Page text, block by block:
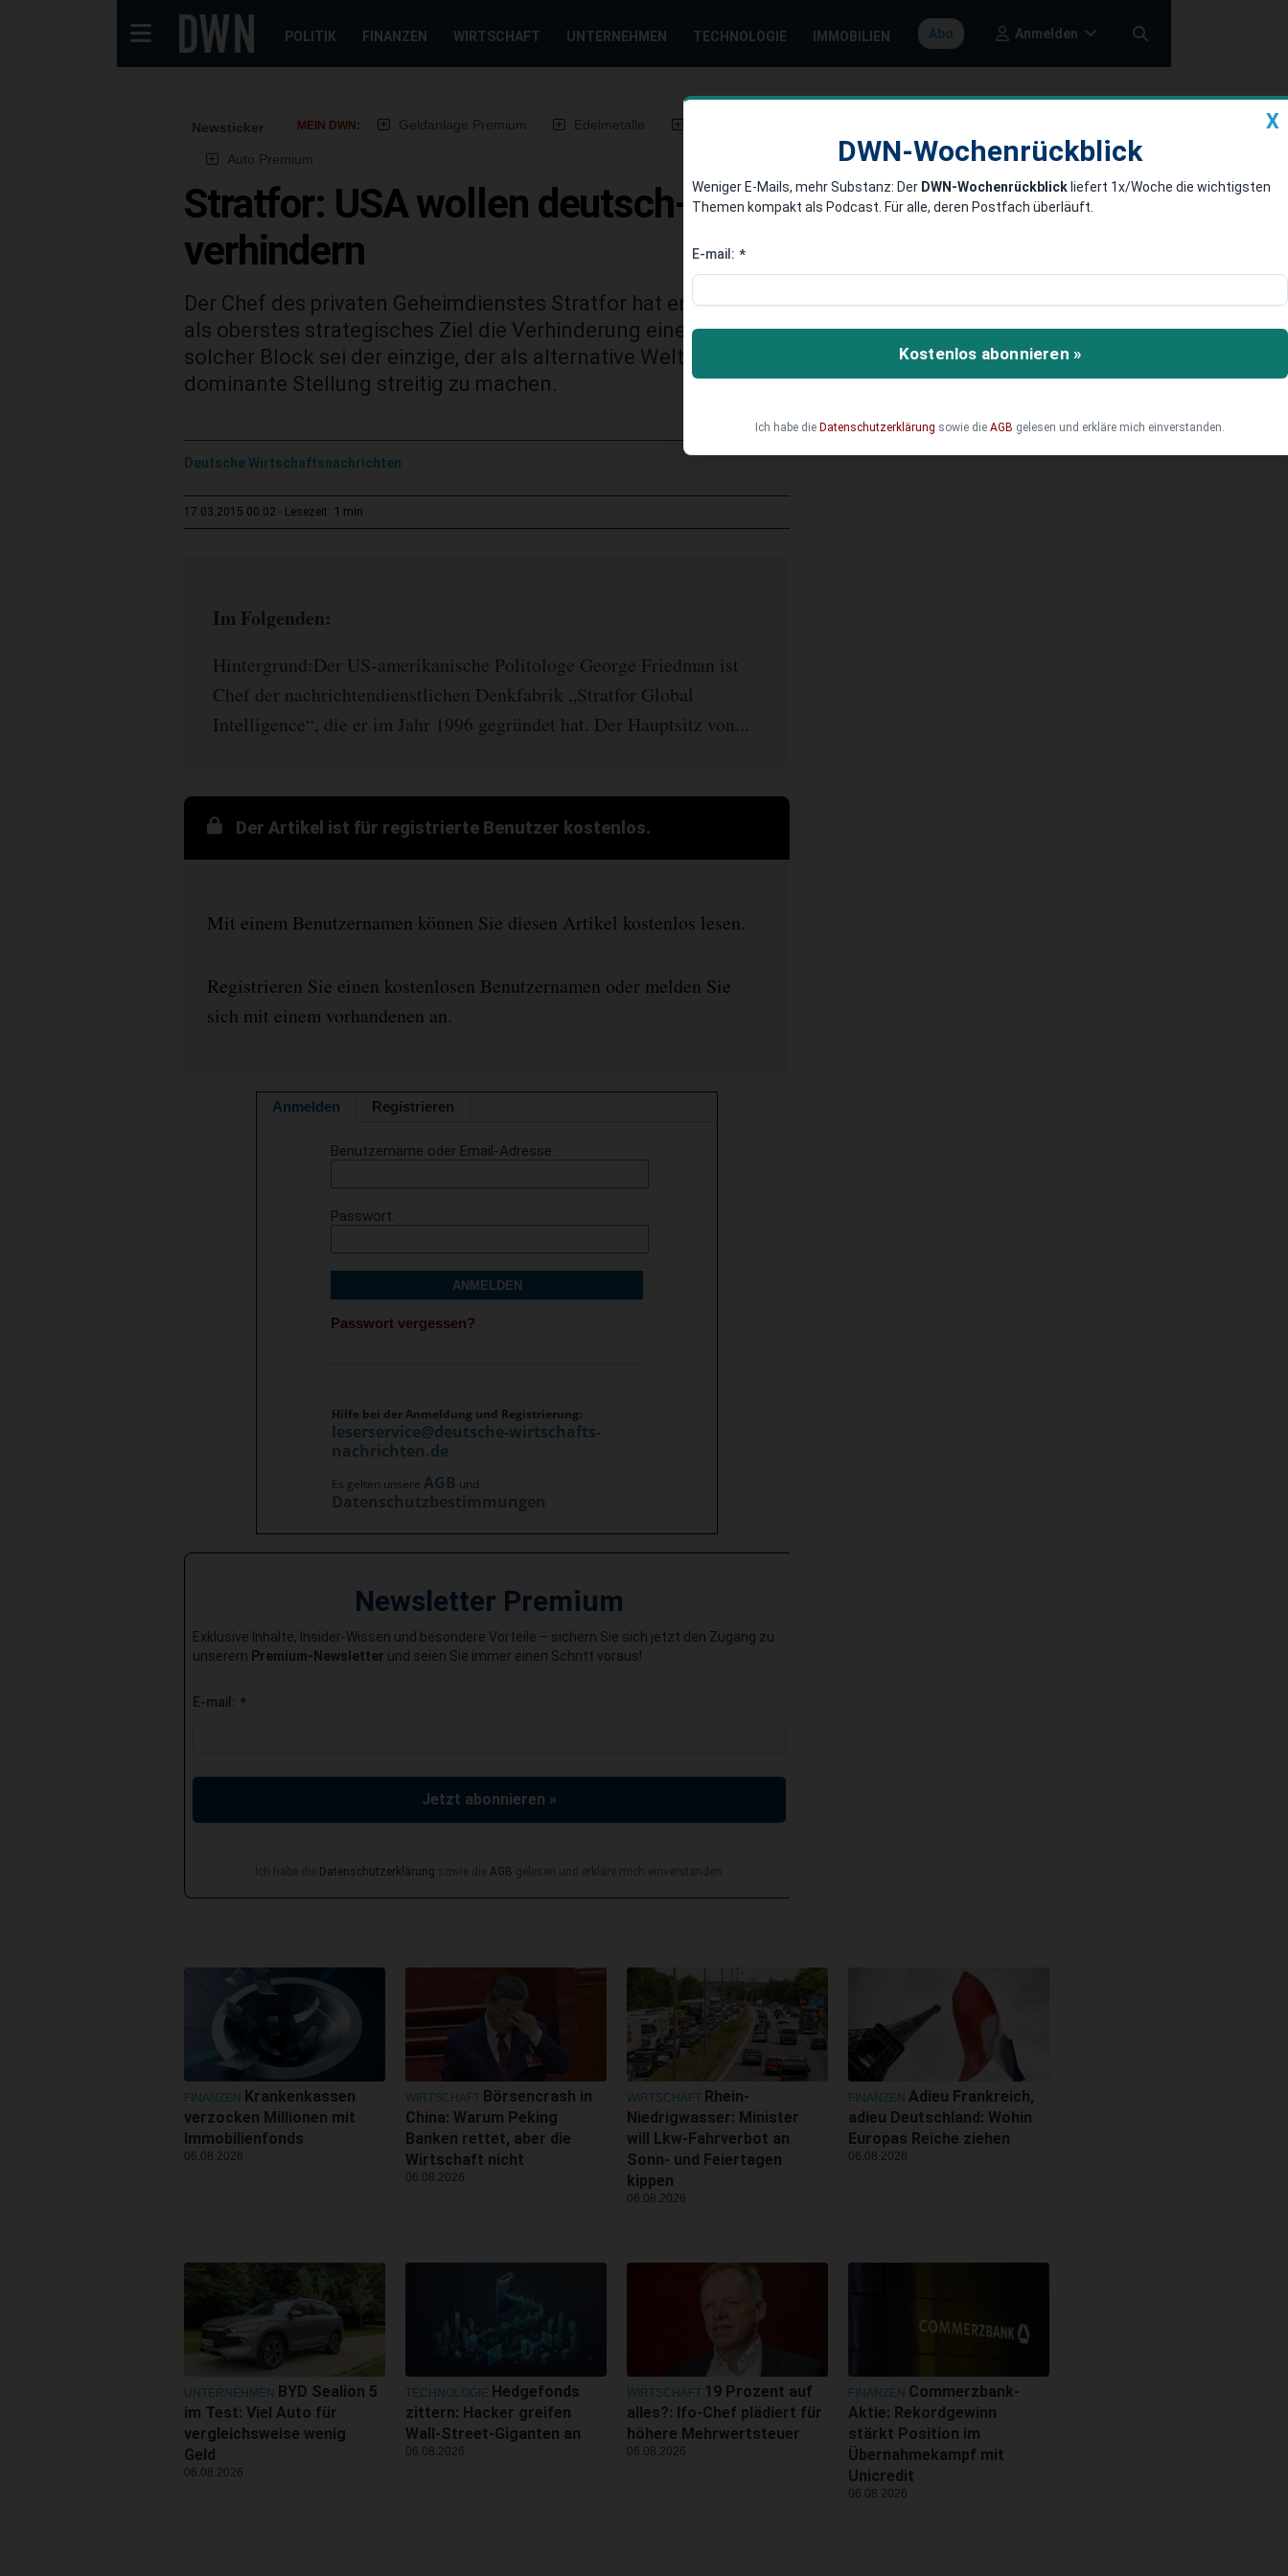
POLITIK FINANZEN WIRTSCHAFT UNTERNEHMEN TECHNOLOGIE IMMOBILIEN Abo Anmelden
Newsticker MEIN DWN: Geldanlage Premium Edelmetalle
Auto Premium
Stratfor: USA wollen deutsch-russische Allianz
verhindern
Der Chef des privaten Geheimdienstes Stratfor hat erstmals offengelegt, dass die US-Regierung
als oberstes strategisches Ziel die Verhinderung einer deutsch-russischen Allianz betrachte. Ein
solcher Block sei der einzige, der als alternative Weltmacht in der Lage sei, den Amerikanern ihre
dominante Stellung streitig zu machen.
Deutsche Wirtschaftsnachrichten
17.03.2015 00:02 Lesezeit: 1 min
Im Folgenden:
Hintergrund:Der US-amerikanische Politologe George Friedman ist
Chef der nachrichtendienstlichen Denkfabrik „Stratfor Global
Intelligence“, die er im Jahr 1996 gegründet hat. Der Hauptsitz von...
Der Artikel ist für registrierte Benutzer kostenlos.
Mit einem Benutzernamen können Sie diesen Artikel kostenlos lesen.
Registrieren Sie einen kostenlosen Benutzernamen oder melden Sie
sich mit einem vorhandenen an.
Anmelden Registrieren
Benutzername oder Email-Adresse
Passwort
ANMELDEN
Passwort vergessen?
Hilfe bei der Anmeldung und Registrierung:
leserservice@deutsche-wirtschafts-
nachrichten.de
Es gelten unsere AGB und
Datenschutzbestimmungen
Newsletter Premium
Exklusive Inhalte, Insider-Wissen und besondere Vorteile – sichern Sie sich jetzt den Zugang zu
unserem Premium-Newsletter und seien Sie immer einen Schritt voraus!
E-mail: *
Jetzt abonnieren »
Ich habe die Datenschutzerklärung sowie die AGB gelesen und erkläre mich einverstanden.
X
DWN-Wochenrückblick
Weniger E-Mails, mehr Substanz: Der DWN-Wochenrückblick liefert 1x/Woche die wichtigsten
Themen kompakt als Podcast. Für alle, deren Postfach überläuft.
E-mail: *
Kostenlos abonnieren »
Ich habe die Datenschutzerklärung sowie die AGB gelesen und erkläre mich einverstanden.
FINANZEN Krankenkassen
verzocken Millionen mit
Immobilienfonds
06.08.2026
WIRTSCHAFT Börsencrash in
China: Warum Peking
Banken rettet, aber die
Wirtschaft nicht
06.08.2026
WIRTSCHAFT Rhein-
Niedrigwasser: Minister
will Lkw-Fahrverbot an
Sonn- und Feiertagen
kippen
06.08.2026
FINANZEN Adieu Frankreich,
adieu Deutschland: Wohin
Europas Reiche ziehen
06.08.2026
UNTERNEHMEN BYD Sealion 5
im Test: Viel Auto für
vergleichsweise wenig
Geld
06.08.2026
TECHNOLOGIE Hedgefonds
zittern: Hacker greifen
Wall-Street-Giganten an
06.08.2026
WIRTSCHAFT 19 Prozent auf
alles?: Ifo-Chef plädiert für
höhere Mehrwertsteuer
06.08.2026
FINANZEN Commerzbank-
Aktie: Rekordgewinn
stärkt Position im
Übernahmekampf mit
Unicredit
06.08.2026